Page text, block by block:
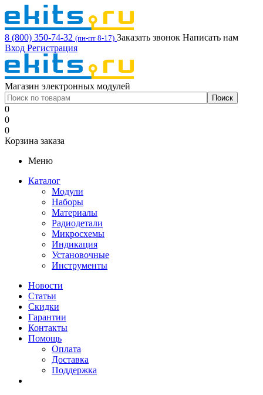
8 (800) 350-74-32 (пн-пт 8-17) Заказать звонок Написать нам
Вход Регистрация
Магазин электронных модулей
0
0
0
Корзина заказа
Меню
Каталог
Модули
Наборы
Материалы
Радиодетали
Микросхемы
Индикация
Установочные
Инструменты
Новости
Статьи
Скидки
Гарантии
Контакты
Помощь
Оплата
Доставка
Поддержка